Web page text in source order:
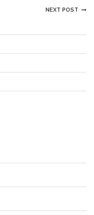
NEXT POST